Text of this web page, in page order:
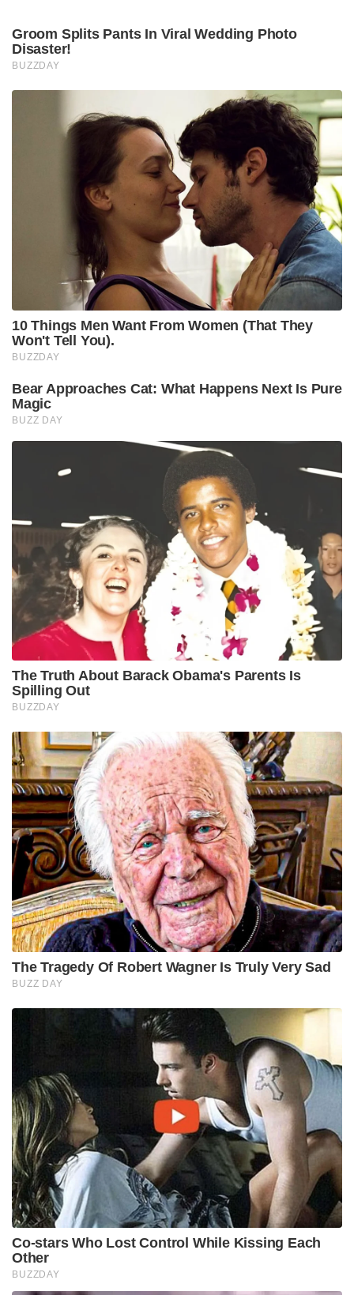
Groom Splits Pants In Viral Wedding Photo
Disaster!
BUZZDAY
10 Things Men Want From Women (That They
Won't Tell You).
BUZZDAY
Bear Approaches Cat: What Happens Next Is Pure
Magic
BUZZ DAY
The Truth About Barack Obama's Parents Is
Spilling Out
BUZZDAY
The Tragedy Of Robert Wagner Is Truly Very Sad
BUZZ DAY
Co-stars Who Lost Control While Kissing Each
Other
BUZZDAY